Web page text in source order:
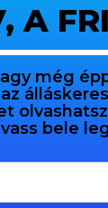
A
még
bele